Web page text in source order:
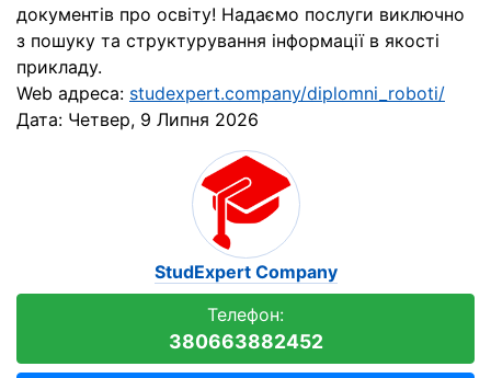
документів про освіту! Надаємо послуги виключно
з пошуку та структурування інформації в якості
прикладу.
Web адреса: studexpert.company/diplomni_roboti/
Дата: Четвер, 9 Липня 2026
StudExpert Company
Телефон:
380663882452